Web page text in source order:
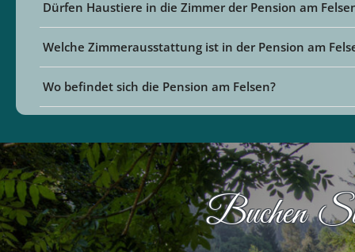
Dürfen Haustiere in die Zimmer der Pension am
Welche Zimmerausstattung ist in der Pension am
Wo befindet sich die Pension am Felsen?
Buchen Sie